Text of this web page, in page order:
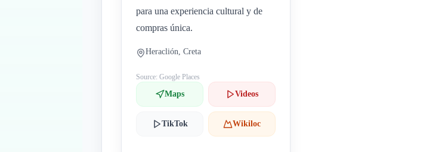
para una experiencia cultural y de
compras única.
Heraclión, Creta
Source: Google Places
Maps Videos
TikTok Wikiloc